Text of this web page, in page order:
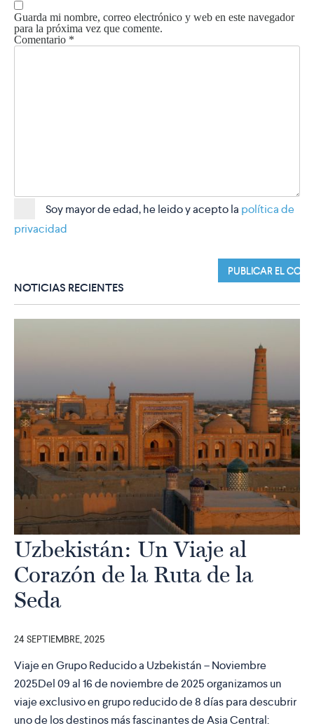
Guarda mi nombre, correo electrónico y web en este navegador
para la próxima vez que comente.
Comentario *
Soy mayor de edad, he leido y acepto la política de
privacidad
NOTICIAS RECIENTES
Uzbekistán: Un Viaje al
Corazón de la Ruta de la
Seda
24 SEPTIEMBRE, 2025
Viaje en Grupo Reducido a Uzbekistán – Noviembre
2025Del 09 al 16 de noviembre de 2025 organizamos un
viaje exclusivo en grupo reducido de 8 días para descubrir
uno de los destinos más fascinantes de Asia Central: